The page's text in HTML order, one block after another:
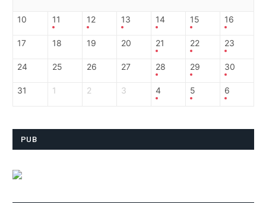
10 11 12 13 14 15 16
17 18 19 20 21 22 23
24 25 26 27 28 29 30
31 1 2 3 4 5 6
PUB